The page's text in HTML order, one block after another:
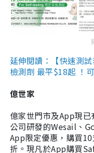
延伸閱讀：【快速測
檢測劑 最平$18起 ！
億世家
億家世門市及App現
公司研發的Wesail、
App限定優惠，購買
折。現凡於App購買